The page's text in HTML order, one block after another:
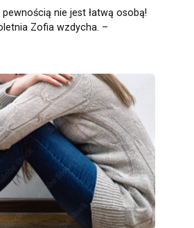
nie jest łatwą osobą!
Zofia wzdycha. –